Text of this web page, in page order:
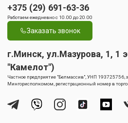
+375 (29) 691-63-36
Работаем ежедневно с 10.00 до 20.00
Заказать звонок
г.Минск, ул.Мазурова, 1, 1
"Камелот")
Частное предприятие "Белмассив", УНП 193725756,
Мингорисполкомом, регистрационный номер в